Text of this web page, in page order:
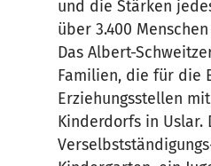
und die Stärken
über 3.400
Das Albert-
Familien, die für die
Erziehungsstellen
Kinderdorfs in Uslar.